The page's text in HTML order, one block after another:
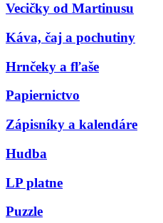
Vecičky od Martinusu
Káva, čaj a pochutiny
Hrnčeky a fľaše
Papiernictvo
Zápisníky a kalendáre
Hudba
LP platne
Puzzle